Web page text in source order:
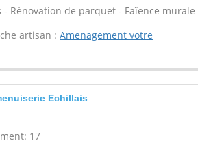
- Rénovation de parquet - Faïence
artisan : Amenagement votre
Echillais
17